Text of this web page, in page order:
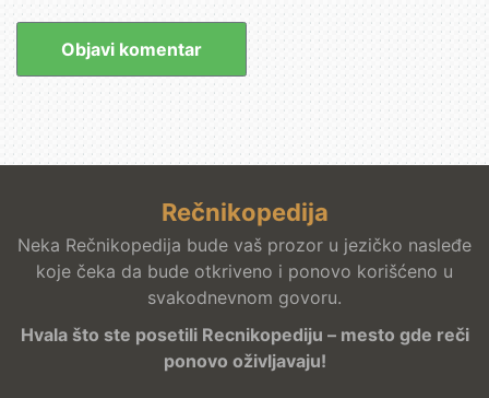
Rečnikopedija
Neka Rečnikopedija bude vaš prozor u jezičko nasleđe
koje čeka da bude otkriveno i ponovo korišćeno u
svakodnevnom govoru.
Hvala što ste posetili Recnikopediju – mesto gde reči
ponovo oživljavaju!